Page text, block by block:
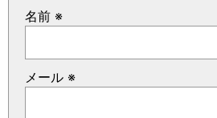
名前 ※
メール ※